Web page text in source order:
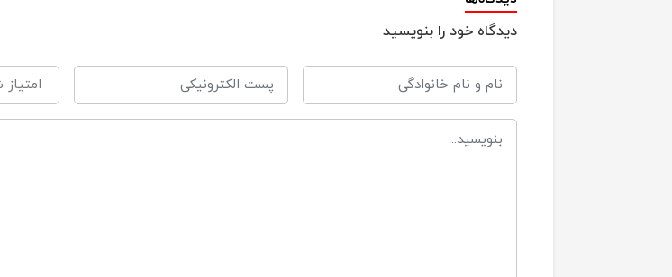
سایر توضیحات جلوگیری از آسیب رسیدن به فک و دندان کودک
دیدگاه خود را بنویسید